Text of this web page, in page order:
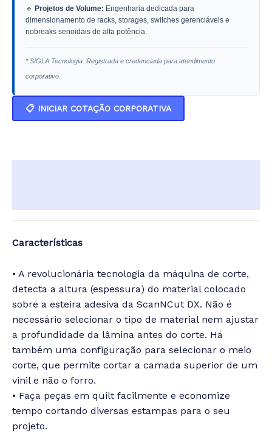
🔹 Projetos de Volume: Engenharia dedicada para
dimensionamento de racks, storages, switches gerenciáveis e
nobreaks senoidais de alta potência.
* SIGLA Tecnologia: Registrada e credenciada para atendimento
corporativo.
📋 INICIAR COTAÇÃO CORPORATIVA
Características
• A revolucionária tecnologia da máquina de corte,
detecta a altura (espessura) do material colocado
sobre a esteira adesiva da ScanNCut DX. Não é
necessário selecionar o tipo de material nem ajustar
a profundidade da lâmina antes do corte. Há
também uma configuração para selecionar o meio
corte, que permite cortar a camada superior de um
vinil e não o forro.
• Faça peças em quilt facilmente e economize
tempo cortando diversas estampas para o seu
projeto.